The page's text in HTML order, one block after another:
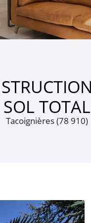
SOL TOTAL
Tacoignières (78 910)